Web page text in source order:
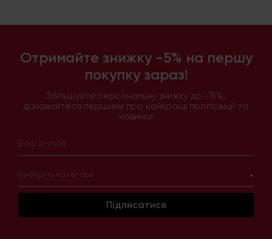
Отримайте знижку -5% на першу
покупку зараз!
Збільшуйте персональну знижку до -15%,
дізнавайтеся першими про найкращі пропозиції та
новинки
Виберіть категорії
Підписатися